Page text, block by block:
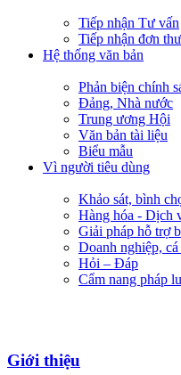
Tiếp nhận Tư vấn
Tiếp nhận đơn
Hệ thống văn bản
Phản biện chính
Đảng, Nhà nước
Trung ương Hội
Văn bản tài liệu
Biểu mẫu
Vì người tiêu dùng
Khảo sát, bình
Hàng hóa - Dịch
Giải pháp hỗ trợ
Doanh nghiệp,
Hỏi – Đáp
Cẩm nang pháp
Giới thiệu